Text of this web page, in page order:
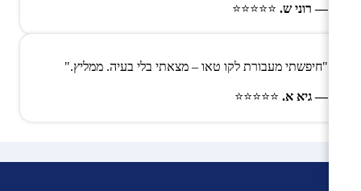
— רוני ש. ⭐⭐⭐⭐⭐
"חיפשתי מעבורת לקו טאו – מצאתי בלי בעיה. ממליץ."
— גיא א. ⭐⭐⭐⭐⭐